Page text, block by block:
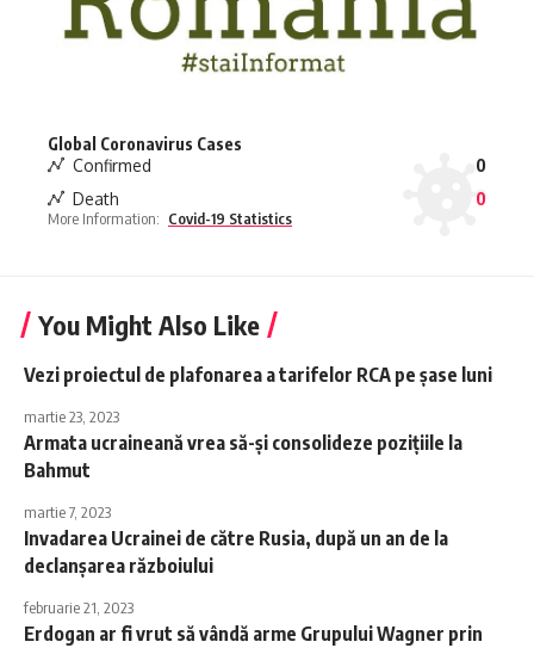
Global Coronavirus Cases
Confirmed
0
Death
0
More Information: Covid-19 Statistics
You Might Also Like
Vezi proiectul de plafonarea a tarifelor RCA pe şase luni
martie 23, 2023
Armata ucraineană vrea să-şi consolideze poziţiile la
Bahmut
martie 7, 2023
Invadarea Ucrainei de către Rusia, după un an de la
declanșarea războiului
februarie 21, 2023
Erdogan ar fi vrut să vândă arme Grupului Wagner prin